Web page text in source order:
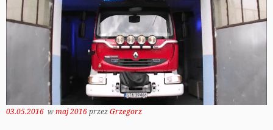
03.05.2016 wmaj 2016przezGrzegorz